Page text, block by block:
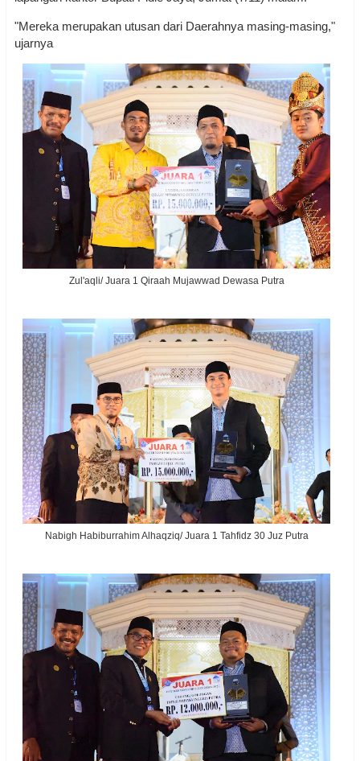
"Mereka merupakan utusan dari Daerahnya masing-masing,"
ujarnya
Zul'aqli/ Juara 1 Qiraah Mujawwad Dewasa Putra
Nabigh Habiburrahim Alhaqziq/ Juara 1 Tahfidz 30 Juz Putra